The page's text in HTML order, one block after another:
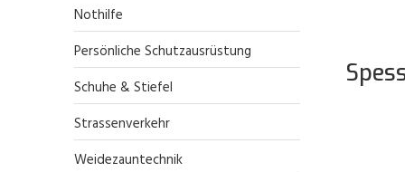
Nothilfe
Persönliche Schutzausrüstung
Schuhe & Stiefel
Strassenverkehr
Weidezauntechnik